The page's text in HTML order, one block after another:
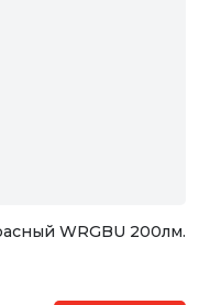
WRGBU 200лм.